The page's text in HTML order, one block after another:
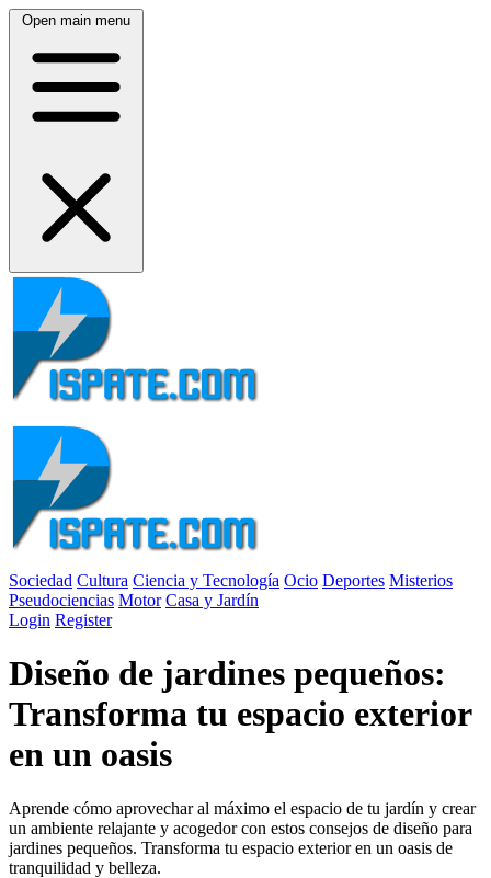
Open main menu
Sociedad Cultura Ciencia y Tecnología Ocio Deportes Misterios
Pseudociencias Motor Casa y Jardín
Login Register
Diseño de jardines pequeños:
Transforma tu espacio exterior
en un oasis
Aprende cómo aprovechar al máximo el espacio de tu jardín y crear
un ambiente relajante y acogedor con estos consejos de diseño para
jardines pequeños. Transforma tu espacio exterior en un oasis de
tranquilidad y belleza.